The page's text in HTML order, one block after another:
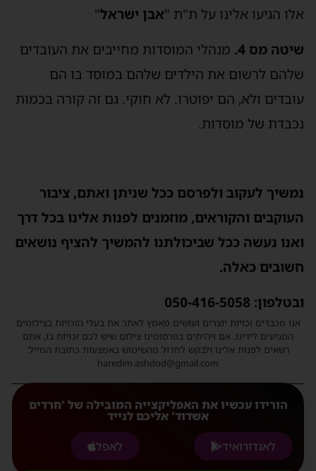
אלו הגיעו אלינו על ת"ת "אבן ישראל"
שיטה מס 4.
מנהלי המוסדות מחייבים את העובדים
שלהם לרשום את הילדים שלהם במוסד בו הם
עובדים ולא, הם יפוטרו. לא חוקי. גם זה קורה בכמות
נכבדת של מוסדות.
נמשיך לעקוב ולפרסם ככל שניתן ואתם, ציבור
העוקבים והקוראים, מוזמנים לפנות אלינו בכל דרך
ואנו נעשה ככל שביכולתנו להמשיך להציף נושאים
חשובים כאלה.
ובטלפון: ‎‏‪050-416-5058‬‏
אנו מכבדים זכויות יוצרים ועושים מאמץ לאתר את בעלי הזכויות בצילומים
המגיעים לידינו. אם זיהיתים בפרסומינו צילום שיש לכם זכויות בו, אתם
רשאים לפנות אלינו ולבקש לחדול מהשימוש באמצעות כתובת המייל:
haredim.ashdod@gmail.com
הורידו עכשיו את האפליקצייה המובילה של 'חרדים
אשדוד' אליכם לנייד
לאנדורואיד
לאפל